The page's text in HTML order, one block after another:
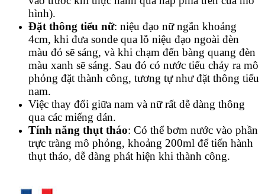
hình).
Đặt thông tiểu nữ: niệu đạo nữ ngắn khoảng
4cm, khi đưa sonde qua lỗ niệu đạo ngoài đèn
màu đỏ sẽ sáng, và khi chạm đến bàng quang đèn
màu xanh sẽ sáng. Sau đó có nước tiểu chảy ra mô
phỏng đặt thành công, tương tự như đặt thông tiểu
nam.
Việc thay đổi giữa nam và nữ rất dễ dàng thông
qua các miếng dán.
Tính năng thụt tháo: Có thể bơm nước vào phần
trực tràng mô phỏng, khoảng 200ml để tiến hành
thụt tháo, dễ dàng phát hiện khi thành công.